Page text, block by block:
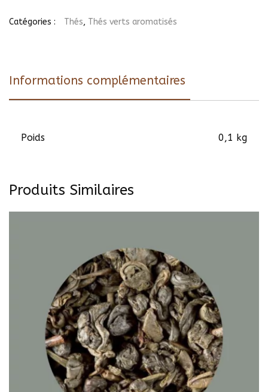
Chine
Catégories : Thés, Thés verts aromatisés
Informations complémentaires
Poids 0,1 kg
Produits Similaires